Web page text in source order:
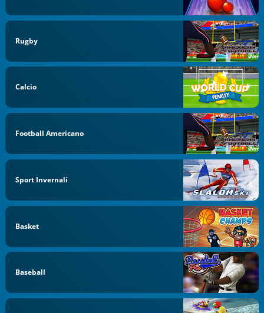
Rugby
Calcio
Football Americano
Sport Invernali
Basket
Baseball